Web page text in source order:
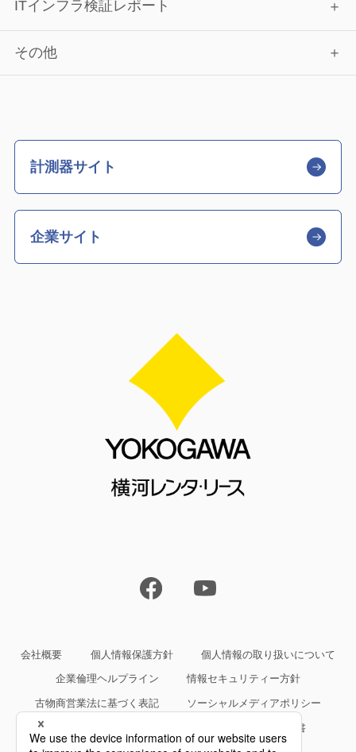
ITインフラ検証レポート
その他
計測器サイト
企業サイト
会社概要 個人情報保護方針 個人情報の取り扱いについて
企業倫理ヘルプライン 情報セキュリティー方針
古物商営業法に基づく表記 ソーシャルメディアポリシー
約款・規約等、サービス仕様書